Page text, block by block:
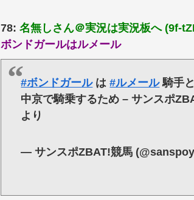
78: 名無しさん＠実況は実況板へ (9f-
ボンドガールはルメール
#ボンドガールは#ルメール騎手
中京で騎乗するため – サンスポ
より
— サンスポZBAT!競馬